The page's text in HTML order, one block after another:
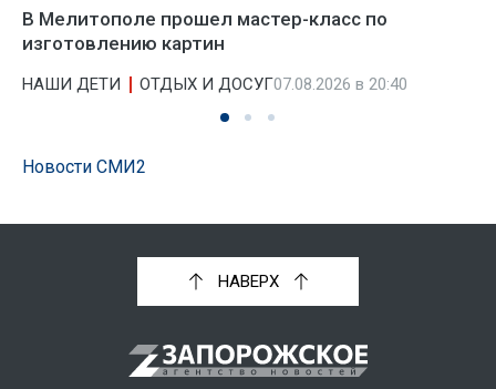
В Мелитополе прошел мастер-класс по
изготовлению картин
НАШИ ДЕТИ ОТДЫХ И ДОСУГ07.08.2026 в 20:40
Новости СМИ2
НАВЕРХ